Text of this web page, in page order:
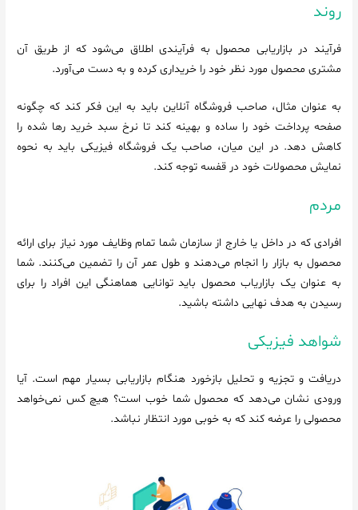
روند
فرآیند در بازاریابی محصول به فرآیندی اطلاق می‌شود که از طریق آن
مشتری محصول مورد نظر خود را خریداری کرده و به دست می‌آورد.
به عنوان مثال، صاحب فروشگاه آنلاین باید به این فکر کند که چگونه
صفحه پرداخت خود را ساده و بهینه کند تا نرخ سبد خرید رها شده را
کاهش دهد. در این میان، صاحب یک فروشگاه فیزیکی باید به نحوه
نمایش محصولات خود در قفسه توجه کند.
مردم
افرادی که در داخل یا خارج از سازمان شما تمام وظایف مورد نیاز برای ارائه
محصول به بازار را انجام می‌دهند و طول عمر آن را تضمین می‌کنند. شما
به عنوان یک بازاریاب محصول باید توانایی هماهنگی این افراد را برای
رسیدن به هدف نهایی داشته باشید.
شواهد فیزیکی
دریافت و تجزیه و تحلیل بازخورد هنگام بازاریابی بسیار مهم است. آیا
ورودی نشان می‌دهد که محصول شما خوب است؟ هیچ کس نمی‌خواهد
محصولی را عرضه کند که به خوبی مورد انتظار نباشد.